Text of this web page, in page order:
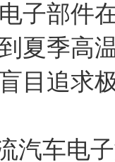
子部件
夏季高
目追求
汽车电